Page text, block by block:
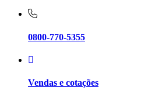
0800-770-5355
Vendas e cotações